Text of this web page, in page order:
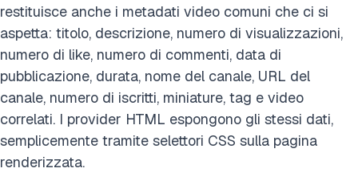
restituisce anche i metadati video comuni che ci si
aspetta: titolo, descrizione, numero di visualizzazioni,
numero di like, numero di commenti, data di
pubblicazione, durata, nome del canale, URL del
canale, numero di iscritti, miniature, tag e video
correlati. I provider HTML espongono gli stessi dati,
semplicemente tramite selettori CSS sulla pagina
renderizzata.